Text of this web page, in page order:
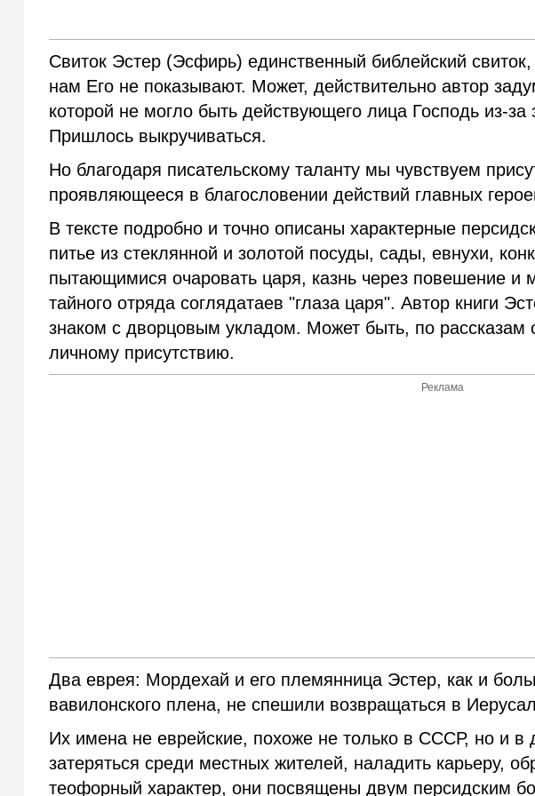
Свиток Эстер (Эсфирь) единственный библейский
нам Его не показывают. Может, действительно автор
которой не могло быть действующего лица Господь из-за
Пришлось выкручиваться.
Но благодаря писательскому таланту мы чувствуем
проявляющееся в благословении действий главных
В тексте подробно и точно описаны характерные
питье из стеклянной и золотой посуды, сады, евнухи,
пытающимися очаровать царя, казнь через повешение и
тайного отряда соглядатаев "глаза царя". Автор книги
знаком с дворцовым укладом. Может быть, по рассказам
личному присутствию.
Реклама
Два еврея: Мордехай и его племянница Эстер, как и
вавилонского плена, не спешили возвращаться в
Их имена не еврейские, похоже не только в СССР, но и
затеряться среди местных жителей, наладить карьеру,
теофорный характер, они посвящены двум персидским